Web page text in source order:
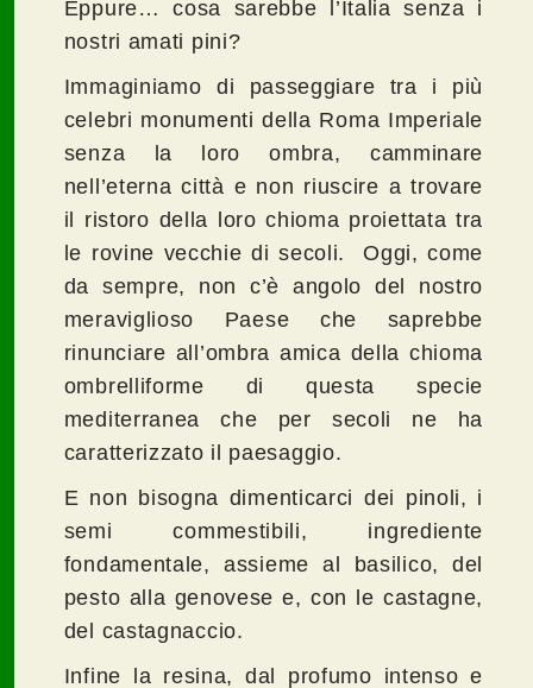
Eppure… cosa sarebbe l’Italia senza i
nostri amati pini?
Immaginiamo di passeggiare tra i più
celebri monumenti della Roma Imperiale
senza la loro ombra, camminare
nell’eterna città e non riuscire a trovare
il ristoro della loro chioma proiettata tra
le rovine vecchie di secoli. Oggi, come
da sempre, non c’è angolo del nostro
meraviglioso Paese che saprebbe
rinunciare all’ombra amica della chioma
ombrelliforme di questa specie
mediterranea che per secoli ne ha
caratterizzato il paesaggio.
E non bisogna dimenticarci dei pinoli, i
semi commestibili, ingrediente
fondamentale, assieme al basilico, del
pesto alla genovese e, con le castagne,
del castagnaccio.
Infine la resina, dal profumo intenso e